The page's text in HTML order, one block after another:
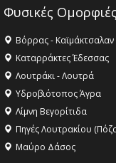
Φυσικές Ομορφιές
Βόρρας - Καϊμάκτσαλαν
Καταρράκτες Έδεσσας
Λουτράκι - Λουτρά
Υδροβιότοπος Άγρα
Λίμνη Βεγορίτιδα
Πηγές Λουτρακίου
Μαύρο Δάσος